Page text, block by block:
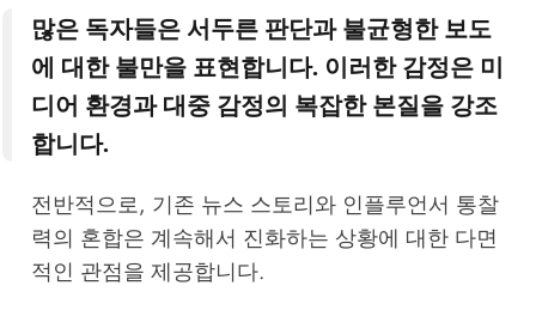
많은 독자들은 서두른 판단과 불균형한 보도
에 대한 불만을 표현합니다. 이러한 감정은 미
디어 환경과 대중 감정의 복잡한 본질을 강조
합니다.
전반적으로, 기존 뉴스 스토리와 인플루언서 통찰
력의 혼합은 계속해서 진화하는 상황에 대한 다면
적인 관점을 제공합니다.